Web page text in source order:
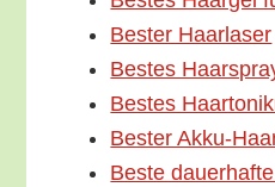
Bes­ter Haarlaser
Bes­tes
Bes­tes
Bes­ter Akku-
Bes­te